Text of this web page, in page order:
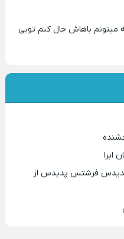
میتونم باهاش حال کنم تویی
ابرا
ندیدس فرشتس پدیدس از